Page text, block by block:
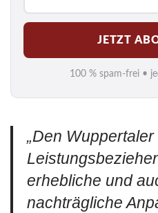
i
l
JETZT
100 % spam-frei •
„Den Wuppertaler
erhebliche und
nachträgliche